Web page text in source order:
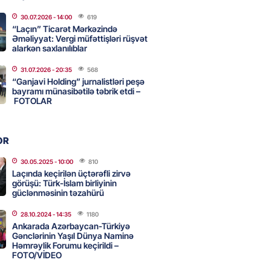
- 16:45
nin ilk qadın generalı oldu
- 16:30 199
diqqətinə: Kirayə
- 16:15
Suriyanın xarici işlər
görüşəcək
- 16:00 120
30.07.2026- 14:00 619
“Laçın” Ticarət Mərkəzində
Əməliyyat: Vergi müfəttişləri rüşvət
alarkən saxlanılıblar
31.07.2026- 20:35 568
“Ganjavi Holding” jurnalistləri peşə
bayramı münasibətilə təbrik etdi –
FOTOLAR
30.05.2025- 10:00 810
Laçında keçirilən üçtərəfli zirvə
görüşü: Türk-İslam birliyinin
güclənməsinin təzahürü
28.10.2024- 14:35 1180
Ankarada Azərbaycan-Türkiyə
Gənclərinin Yaşıl Dünya Naminə
Həmrəylik Forumu keçirildi –
FOTO/VİDEO